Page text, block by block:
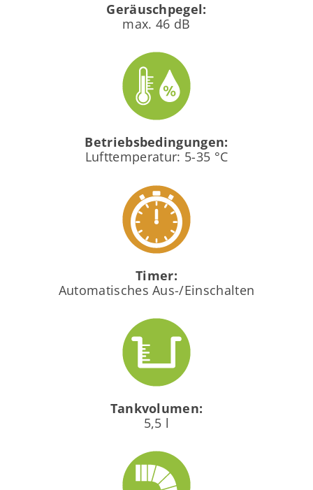
Geräuschpegel:
max. 46 dB
Betriebsbedingungen:
Lufttemperatur: 5-35 °C
Timer:
Automatisches Aus-/Einschalten
Tankvolumen:
5,5 l